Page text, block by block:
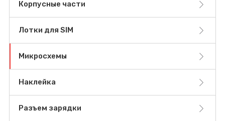
Корпусные части
Лотки для SIM
Микросхемы
Наклейка
Разъем зарядки